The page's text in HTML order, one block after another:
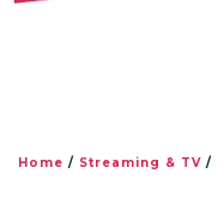
Home / Streaming & TV /